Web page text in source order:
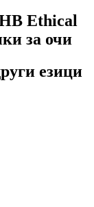
Ethical
за очи
езици